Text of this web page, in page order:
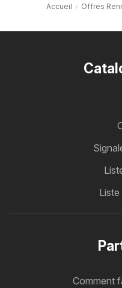
Accueil Offres
Comment